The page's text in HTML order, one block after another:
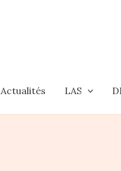
Actualités LAS